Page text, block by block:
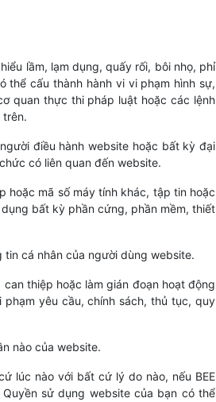
lầm, lạm dụng, quấy rối, bôi nhọ, phỉ
thể cấu thành hành vi vi phạm hình sự,
quan thực thi pháp luật hoặc các lệnh
trên.
điều hành website hoặc bất kỳ đại
có liên quan đến website.
hoặc mã số máy tính khác, tập tin hoặc
bất kỳ phần cứng, phần mềm, thiết
cá nhân của người dùng website.
thiệp hoặc làm gián đoạn hoạt động
yêu cầu, chính sách, thủ tục, quy
nào của website.
lúc nào với bất cứ lý do nào, nếu BEE
sử dụng website của bạn có thể